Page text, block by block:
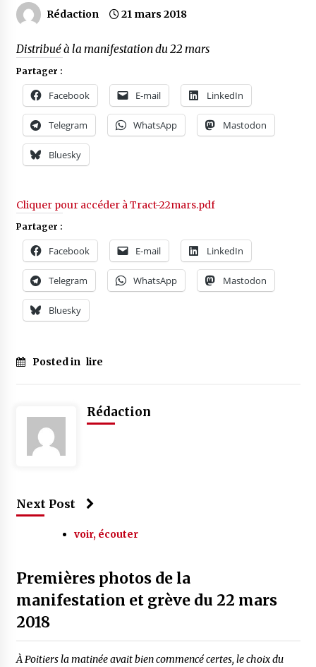
Rédaction 21 mars 2018
Distribué à la manifestation du 22 mars
Partager :
Facebook E-mail LinkedIn
Telegram WhatsApp Mastodon
Bluesky
Cliquer pour accéder à Tract-22mars.pdf
Partager :
Facebook E-mail LinkedIn
Telegram WhatsApp Mastodon
Bluesky
Posted in lire
Rédaction
Next Post
voir, écouter
Premières photos de la
manifestation et grève du 22 mars
2018
À Poitiers la matinée avait bien commencé certes, le choix du